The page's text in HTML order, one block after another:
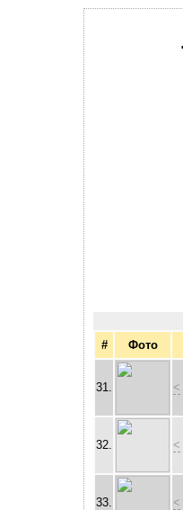
# Фото
31. <
32. <
33. <